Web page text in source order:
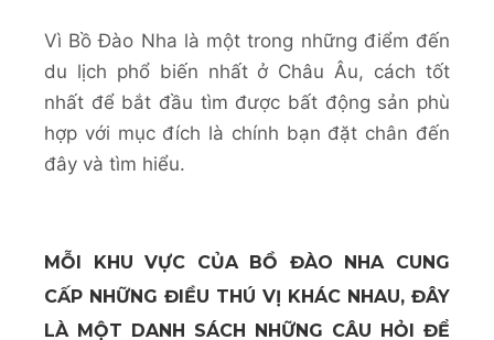
Vì Bồ Đào Nha là một trong những điểm đến
du lịch phổ biến nhất ở Châu Âu, cách tốt
nhất để bắt đầu tìm được bất động sản phù
hợp với mục đích là chính bạn đặt chân đến
đây và tìm hiểu.
MỖI KHU VỰC CỦA BỒ ĐÀO NHA CUNG
CẤP NHỮNG ĐIỀU THÚ VỊ KHÁC NHAU, ĐÂY
LÀ MỘT DANH SÁCH NHỮNG CÂU HỎI ĐỂ